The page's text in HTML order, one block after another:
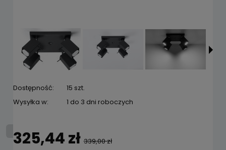
Dostępność:
15 szt.
Wysyłka w:
1 do 3 dni roboczych
325,44 zł 339,00 zł